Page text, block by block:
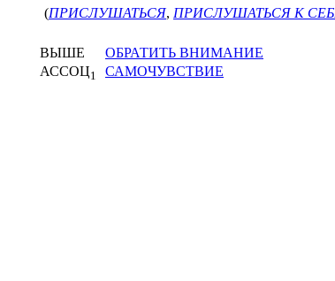
(ПРИСЛУШАТЬСЯ, ПРИСЛУШАТЬСЯ К
ВЫШЕ
ОБРАТИТЬ ВНИМАНИЕ
АССОЦ1 САМОЧУВСТВИЕ